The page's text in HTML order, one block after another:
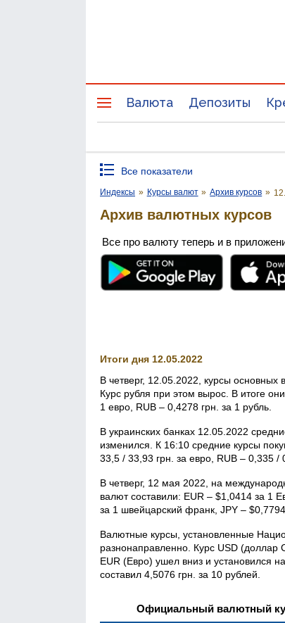
Валюта Депозиты
Все показатели
Индексы » Курсы валют » Архив курсов »
Архив валютных курсов
Все про валюту теперь и в
Итоги дня 12.05.2022
В четверг, 12.05.2022, курсы
Курс рубля при этом вырос. В итоге
1 евро, RUB – 0,4278 грн. за 1 рубль.
В украинских банках 12.05.2022
изменился. К 16:10 средние курсы
33,5 / 33,93 грн. за евро, RUB – 0,335 /
В четверг, 12 мая 2022, на
валют составили: EUR – $1,0414 за 1
за 1 швейцарский франк, JPY –
Валютные курсы, установленные
разнонаправленно. Курс USD
EUR (Евро) ушел вниз и установился
составил 4,5076 грн. за 10 рублей.
Официальный валютный